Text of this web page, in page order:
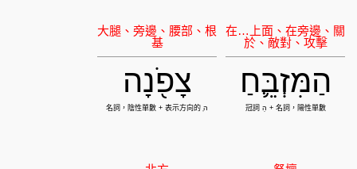
הַמִּזְבֵּ֛חַ צָפֹ֖נָה